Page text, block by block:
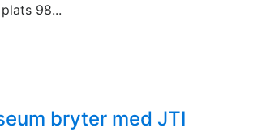
98...
bryter med JTI